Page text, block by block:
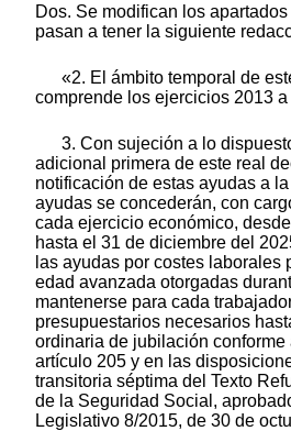
Dos. Se modifican los
pasan a tener la siguiente
«2. El ámbito temporal de
comprende los ejercicios 2013 a
3. Con sujeción a lo
adicional primera de este real
notificación de estas ayudas a
ayudas se concederán, con
cada ejercicio económico,
hasta el 31 de diciembre del
las ayudas por costes laborales
edad avanzada otorgadas
mantenerse para cada
presupuestarios necesarios
ordinaria de jubilación conforme
artículo 205 y en las
transitoria séptima del Texto
de la Seguridad Social,
Legislativo 8/2015, de 30 de